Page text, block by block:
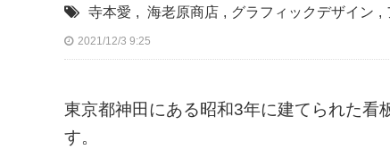
寺本愛 , 海老原商店 , グラフィックデザイン ,
2021/12/3 9:25
東京都神田にある昭和3年に建てられた看
す。